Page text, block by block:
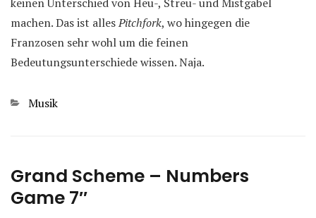
machen. Das ist allesPitchfork, wo hingegen die
Franzosen sehr wohl um die feinen
Bedeutungsunterschiede wissen. Naja.
Kategorien
Musik
Grand Scheme – Numbers
Game 7″